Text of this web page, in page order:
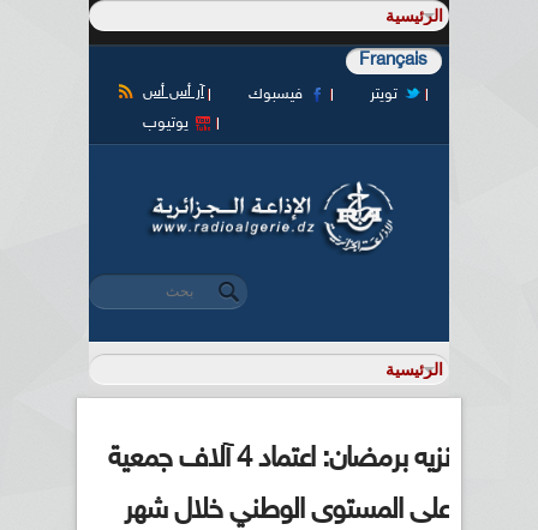
Français
آر أس أس فيسبوك
تويتر
يوتيوب
استمارة البحث
‏بحث ‏
نزيه برمضان: اعتماد 4 آلاف جمعية
على المستوى الوطني خلال شهر